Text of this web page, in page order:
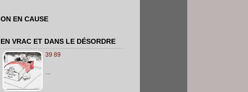
ON EN CAUSE
EN VRAC ET DANS LE DÉSORDRE
39 89